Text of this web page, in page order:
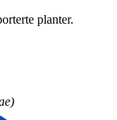
planter.